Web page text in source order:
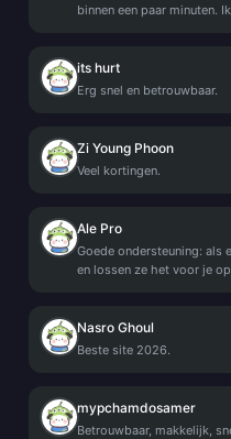
binnen een paar minuten.
its hurt
Erg snel en betrouwbaar.
Zi Young Phoon
Veel kortingen.
Ale Pro
Goede ondersteuning: als
en lossen ze het voor je
Nasro Ghoul
Beste site 2026.
mypchamdosamer
Betrouwbaar, makkelijk,